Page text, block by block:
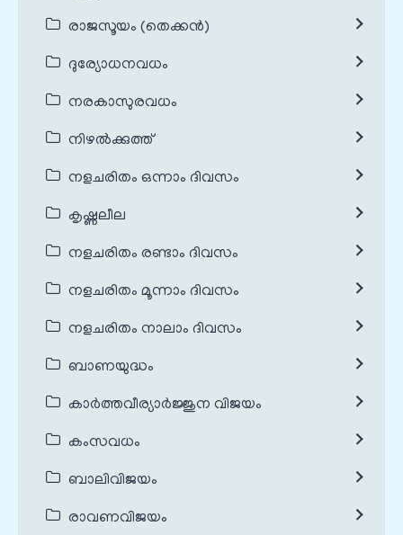
രാജസൂയം (തെക്കൻ)
ദുര്യോധനവധം
നരകാസുരവധം
നിഴൽക്കുത്ത്
നളചരിതം ഒന്നാം ദിവസം
കൃഷ്ണലീല
നളചരിതം രണ്ടാം ദിവസം
നളചരിതം മൂന്നാം ദിവസം
നളചരിതം നാലാം ദിവസം
ബാണയുദ്ധം
കാർത്തവീര്യാർജ്ജുന വിജയം
കംസവധം
ബാലിവിജയം
രാവണവിജയം